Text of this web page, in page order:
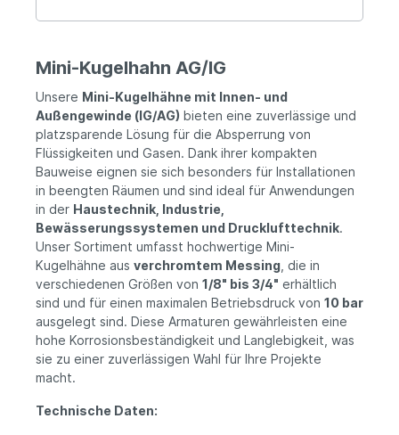
Mini-Kugelhahn AG/IG
Unsere Mini-Kugelhähne mit Innen- und
Außengewinde (IG/AG) bieten eine zuverlässige und
platzsparende Lösung für die Absperrung von
Flüssigkeiten und Gasen. Dank ihrer kompakten
Bauweise eignen sie sich besonders für Installationen
in beengten Räumen und sind ideal für Anwendungen
in der Haustechnik, Industrie,
Bewässerungssystemen und Drucklufttechnik.
Unser Sortiment umfasst hochwertige Mini-
Kugelhähne aus verchromtem Messing, die in
verschiedenen Größen von 1/8" bis 3/4" erhältlich
sind und für einen maximalen Betriebsdruck von 10 bar
ausgelegt sind. Diese Armaturen gewährleisten eine
hohe Korrosionsbeständigkeit und Langlebigkeit, was
sie zu einer zuverlässigen Wahl für Ihre Projekte
macht.
Technische Daten: